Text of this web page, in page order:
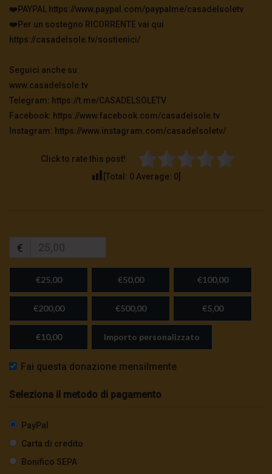
❤️PAYPAL https://www.paypal.com/paypalme/casadelsoletv
❤️Per un sostegno RICORRENTE vai qui
https://casadelsole.tv/sostienici/
Seguici anche su:
www.casadelsole.tv
Telegram: https://t.me/CASADELSOLETV
Facebook: https://www.facebook.com/casadelsole.tv
Instagram: https://www.instagram.com/casadelsoletv/
Click to rate this post!
[Total: 0 Average: 0
€
€25,00 €50,00 €100,00
€200,00 €500,00 €5,00
€10,00 Importo personalizzato
Fai questa donazione mensilmente
Seleziona il metodo di pagamento
PayPal
Carta di credito
Bonifico SEPA